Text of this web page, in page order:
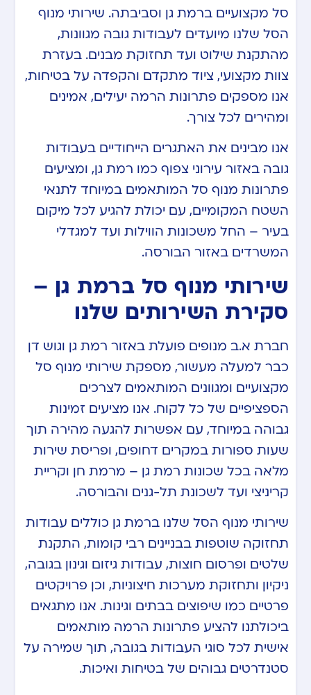
סל מקצועיים ברמת גן וסביבתה. שירותי מנוף
הסל שלנו מיועדים לעבודות גובה מגוונות,
מהתקנת שילוט ועד תחזוקת מבנים. בעזרת
צוות מקצועי, ציוד מתקדם והקפדה על בטיחות,
אנו מספקים פתרונות הרמה יעילים, אמינים
ומהירים לכל צורך.
אנו מבינים את האתגרים הייחודיים בעבודות
גובה באזור עירוני צפוף כמו רמת גן, ומציעים
פתרונות מנוף סל המותאמים במיוחד לתנאי
השטח המקומיים, עם יכולת להגיע לכל מיקום
בעיר – החל משכונות הווילות ועד למגדלי
המשרדים באזור הבורסה.
שירותי מנוף סל ברמת גן –
סקירת השירותים שלנו
חברת א.ב מנופים פועלת באזור רמת גן וגוש דן
כבר למעלה מעשור, מספקת שירותי מנוף סל
מקצועיים ומגוונים המותאמים לצרכים
הספציפיים של כל לקוח. אנו מציעים זמינות
גבוהה במיוחד, עם אפשרות להגעה מהירה תוך
שעות ספורות במקרים דחופים, ופריסת שירות
מלאה בכל שכונות רמת גן – מרמת חן וקריית
קריניצי ועד לשכונת תל-גנים והבורסה.
שירותי מנוף הסל שלנו ברמת גן כוללים עבודות
תחזוקה שוטפות בבניינים רבי קומות, התקנת
שלטים ופרסום חוצות, עבודות גיזום וגינון בגובה,
ניקיון ותחזוקת מערכות חיצוניות, וכן פרויקטים
פרטיים כמו שיפוצים בבתים וגינות. אנו מתגאים
ביכולתנו להציע פתרונות הרמה מותאמים
אישית לכל סוגי העבודות בגובה, תוך שמירה על
סטנדרטים גבוהים של בטיחות ואיכות.